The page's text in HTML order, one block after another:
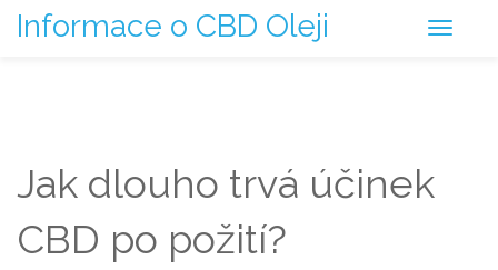
Informace o CBD Oleji
Jak dlouho trvá účinek
CBD po požití?